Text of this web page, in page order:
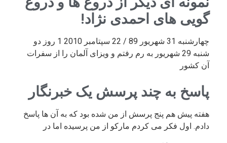
گویی های احمدی نژاد!
چهارشنبه 31 شهریور 89 / 22 سپتامبر 2010 1 روز دو
شنبه 29 شهریور به رم رفتم و ویزای آلمان را از سفرات
آن کشور
پاسخ به چند پرسش یک خبرنگار
هفته پیش هم پنج پرسش از من شده بود که به آن ها پاسخ
دادم. اول فکر می کردم مارکو از من پرسیده اما در